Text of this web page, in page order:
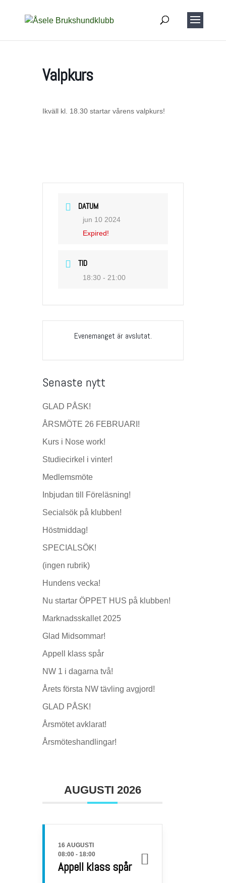
Valpkurs
Ikväll kl. 18.30 startar vårens valpkurs!
DATUM
jun 10 2024
Expired!
TID
18:30 - 21:00
Evenemanget är avslutat.
Senaste nytt
GLAD PÅSK!
ÅRSMÖTE 26 FEBRUARI!
Kurs i Nose work!
Studiecirkel i vinter!
Medlemsmöte
Inbjudan till Föreläsning!
Secialsök på klubben!
Höstmiddag!
SPECIALSÖK!
(ingen rubrik)
Hundens vecka!
Nu startar ÖPPET HUS på klubben!
Marknadsskallet 2025
Glad Midsommar!
Appell klass spår
NW 1 i dagarna två!
Årets första NW tävling avgjord!
GLAD PÅSK!
Årsmötet avklarat!
Årsmöteshandlingar!
AUGUSTI 2026
16 AUGUSTI
08:00 - 18:00
Appell klass spår